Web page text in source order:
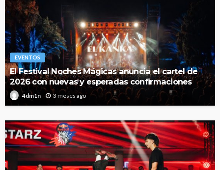
EVENTOS
El Festival Noches Mágicas anuncia el cartel de
2026 con nuevas y esperadas confirmaciones
4dm1n 3 meses ago